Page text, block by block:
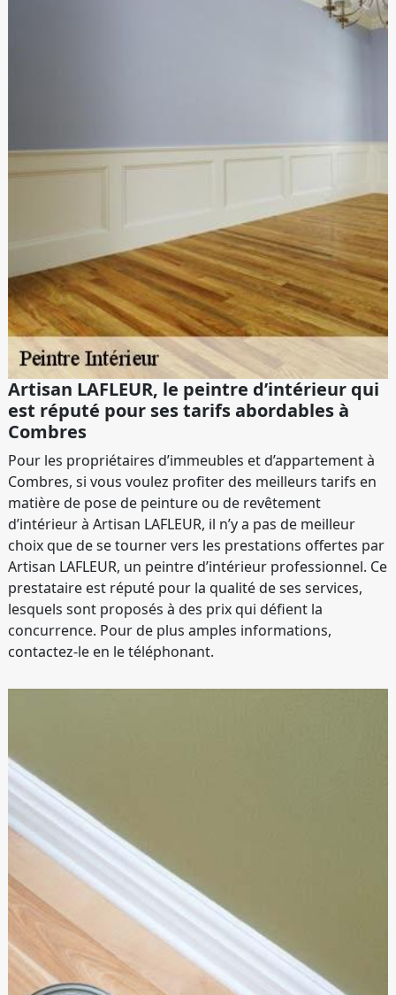
Artisan LAFLEUR, le peintre d’intérieur qui
est réputé pour ses tarifs abordables à
Combres
Pour les propriétaires d’immeubles et d’appartement à
Combres, si vous voulez profiter des meilleurs tarifs en
matière de pose de peinture ou de revêtement
d’intérieur à Artisan LAFLEUR, il n’y a pas de meilleur
choix que de se tourner vers les prestations offertes par
Artisan LAFLEUR, un peintre d’intérieur professionnel. Ce
prestataire est réputé pour la qualité de ses services,
lesquels sont proposés à des prix qui défient la
concurrence. Pour de plus amples informations,
contactez-le en le téléphonant.